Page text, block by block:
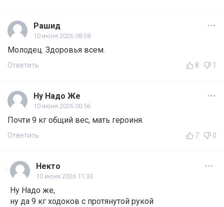
Рашид
10 июня 2026 08:38
Молодец. Здоровья всем.
Ответить 8 1
Ну Надо Же
10 июня 2026 00:56
Почти 9 кг общий вес, мать героиня.
Ответить 7 0
Некто
10 июня 2026 11:33
Ну Надо же,
ну да 9 кг ходоков с протянутой рукой